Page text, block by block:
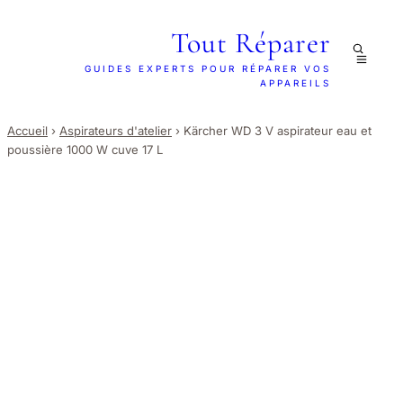
Tout Réparer
GUIDES EXPERTS POUR RÉPARER VOS
APPAREILS
Accueil › Aspirateurs d'atelier › Kärcher WD 3 V aspirateur eau et
poussière 1000 W cuve 17 L